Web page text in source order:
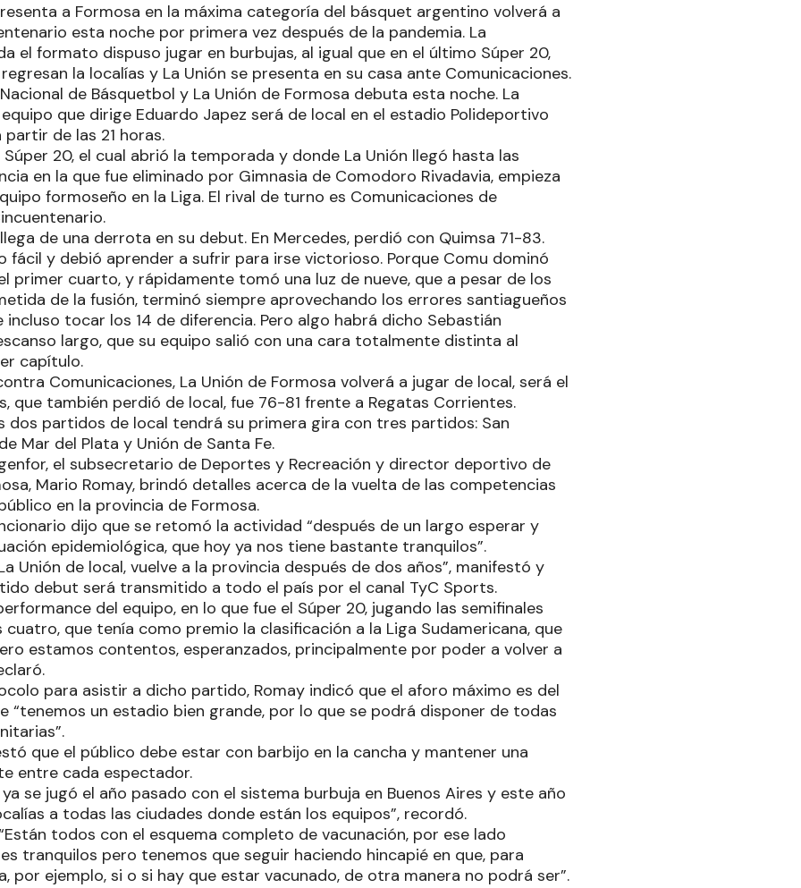
a Formosa en la máxima categoría del básquet argentino volverá a
esta noche por primera vez después de la pandemia. La
el formato dispuso jugar en burbujas, al igual que en el último Súper 20,
la localías y La Unión se presenta en su casa ante Comunicaciones.
de Básquetbol y La Unión de Formosa debuta esta noche. La
que dirige Eduardo Japez será de local en el estadio Polideportivo
de las 21 horas.
20, el cual abrió la temporada y donde La Unión llegó hasta las
en la que fue eliminado por Gimnasia de Comodoro Rivadavia, empieza
formoseño en la Liga. El rival de turno es Comunicaciones de
de una derrota en su debut. En Mercedes, perdió con Quimsa 71-83.
fácil y debió aprender a sufrir para irse victorioso. Porque Comu dominó
primer cuarto, y rápidamente tomó una luz de nueve, que a pesar de los
de la fusión, terminó siempre aprovechando los errores santiagueños
incluso tocar los 14 de diferencia. Pero algo habrá dicho Sebastián
largo, que su equipo salió con una cara totalmente distinta al
capítulo.
Comunicaciones, La Unión de Formosa volverá a jugar de local, será el
que también perdió de local, fue 76-81 frente a Regatas Corrientes.
dos partidos de local tendrá su primera gira con tres partidos: San
Mar del Plata y Unión de Santa Fe.
el subsecretario de Deportes y Recreación y director deportivo de
Mario Romay, brindó detalles acerca de la vuelta de las competencias
en la provincia de Formosa.
dijo que se retomó la actividad “después de un largo esperar y
epidemiológica, que hoy ya nos tiene bastante tranquilos”.
Unión de local, vuelve a la provincia después de dos años”, manifestó y
debut será transmitido a todo el país por el canal TyC Sports.
del equipo, en lo que fue el Súper 20, jugando las semifinales
que tenía como premio la clasificación a la Liga Sudamericana, que
estamos contentos, esperanzados, principalmente por poder a volver a
para asistir a dicho partido, Romay indicó que el aforo máximo es del
“tenemos un estadio bien grande, por lo que se podrá disponer de todas
que el público debe estar con barbijo en la cancha y mantener una
entre cada espectador.
ya se jugó el año pasado con el sistema burbuja en Buenos Aires y este año
a todas las ciudades donde están los equipos”, recordó.
todos con el esquema completo de vacunación, por ese lado
tranquilos pero tenemos que seguir haciendo hincapié en que, para
por ejemplo, si o si hay que estar vacunado, de otra manera no podrá ser”.